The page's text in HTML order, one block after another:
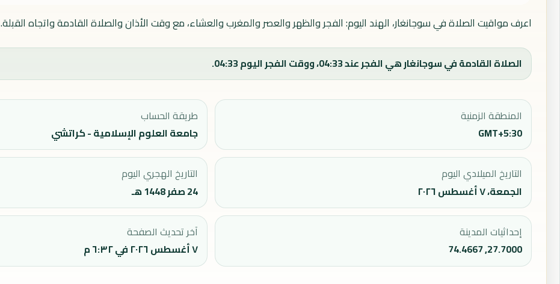
اعرف مواقيت الصلاة في سوجانغار، الهند اليوم: الفجر والظهر والعصر والمغرب والعشاء، مع وقت الأذان والصلاة القادمة واتجاه القبلة.
الصلاة القادمة في سوجانغار هي الفجر عند 04:33، ووقت الفجر اليوم 04:33.
المنطقة الزمنية
GMT+5:30
طريقة الحساب
جامعة العلوم الإسلامية - كراتشي
التاريخ الميلادي اليوم
الجمعة، ٧ أغسطس ٢٠٢٦
التاريخ الهجري اليوم
24 صفر 1448 هـ
إحداثيات المدينة
27.7000, 74.4667
آخر تحديث الصفحة
٧ أغسطس ٢٠٢٦ في ٦:٣٢ م